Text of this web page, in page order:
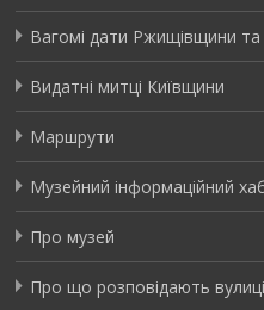
Вагомі дати Ржищівщини
Видатні митці Київщини
Маршрути
Музейний інформаційний
Про музей
Про що розповідають вулиці